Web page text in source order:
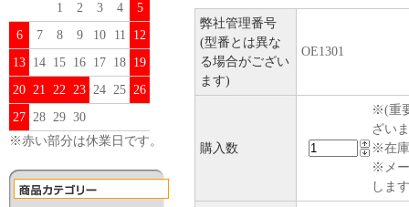
1
2 3 4
5
6
7 8 9 10 11
12
13 14 15 16 17 18 19
20 21 22 23 24 25 26
27 28 29 30
※赤い部分は休業日です。
弊社管理番号
(型番とは異な
る場合がござい
ます)
OE1301
購入数
※(重
ざい
※在庫
※メー
しま